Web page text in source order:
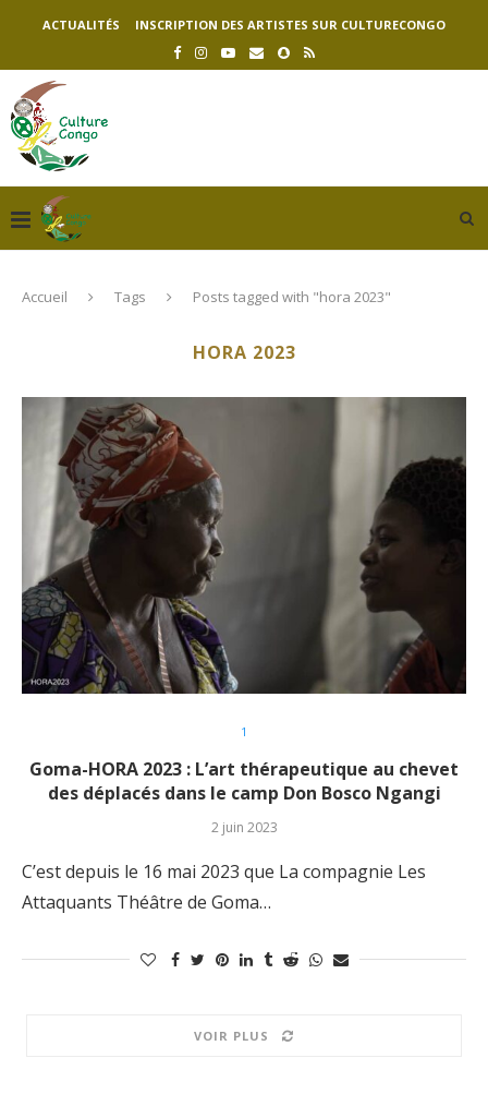
ACTUALITÉS INSCRIPTION DES ARTISTES SUR CULTURECONGO
Accueil Tags Posts tagged with "hora 2023"
HORA 2023
1
Goma-HORA 2023 : L’art thérapeutique au chevet
des déplacés dans le camp Don Bosco Ngangi
2 juin 2023
C’est depuis le 16 mai 2023 que La compagnie Les
Attaquants Théâtre de Goma…
VOIR PLUS